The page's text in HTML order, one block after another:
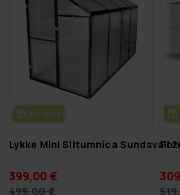
BEZ­MAK­SAS PIE­GĀ­DE
Lykke Mini Siltumnīca Sundsvall
399,00 €
499,00 €